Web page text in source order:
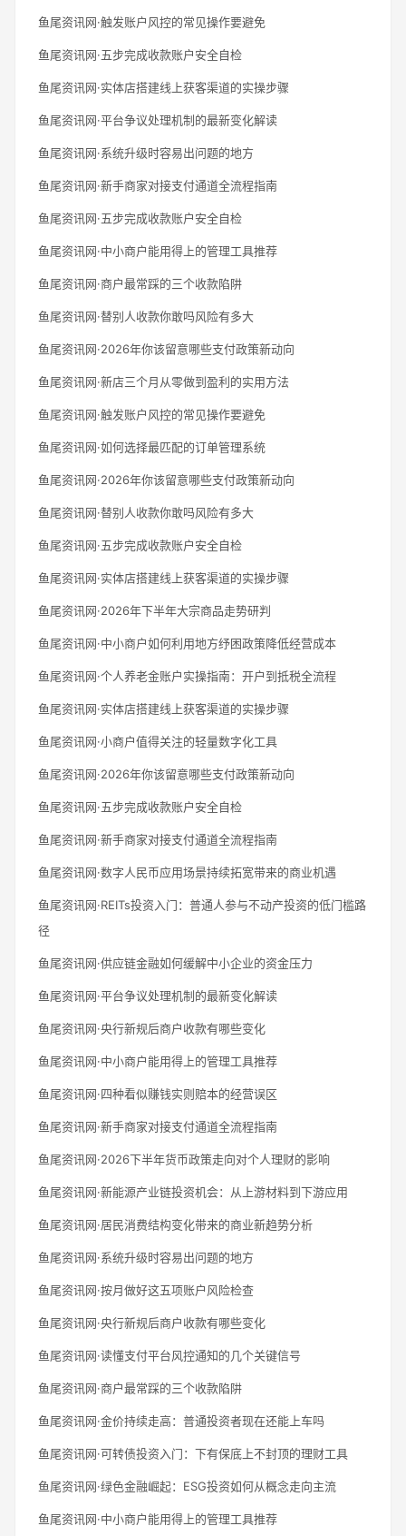
鱼尾资讯网·触发账户风控的常见操作要避免
鱼尾资讯网·五步完成收款账户安全自检
鱼尾资讯网·实体店搭建线上获客渠道的实操步骤
鱼尾资讯网·平台争议处理机制的最新变化解读
鱼尾资讯网·系统升级时容易出问题的地方
鱼尾资讯网·新手商家对接支付通道全流程指南
鱼尾资讯网·五步完成收款账户安全自检
鱼尾资讯网·中小商户能用得上的管理工具推荐
鱼尾资讯网·商户最常踩的三个收款陷阱
鱼尾资讯网·替别人收款你敢吗风险有多大
鱼尾资讯网·2026年你该留意哪些支付政策新动向
鱼尾资讯网·新店三个月从零做到盈利的实用方法
鱼尾资讯网·触发账户风控的常见操作要避免
鱼尾资讯网·如何选择最匹配的订单管理系统
鱼尾资讯网·2026年你该留意哪些支付政策新动向
鱼尾资讯网·替别人收款你敢吗风险有多大
鱼尾资讯网·五步完成收款账户安全自检
鱼尾资讯网·实体店搭建线上获客渠道的实操步骤
鱼尾资讯网·2026年下半年大宗商品走势研判
鱼尾资讯网·中小商户如何利用地方纾困政策降低经营成本
鱼尾资讯网·个人养老金账户实操指南：开户到抵税全流程
鱼尾资讯网·实体店搭建线上获客渠道的实操步骤
鱼尾资讯网·小商户值得关注的轻量数字化工具
鱼尾资讯网·2026年你该留意哪些支付政策新动向
鱼尾资讯网·五步完成收款账户安全自检
鱼尾资讯网·新手商家对接支付通道全流程指南
鱼尾资讯网·数字人民币应用场景持续拓宽带来的商业机遇
鱼尾资讯网·REITs投资入门：普通人参与不动产投资的低门槛路
径
鱼尾资讯网·供应链金融如何缓解中小企业的资金压力
鱼尾资讯网·平台争议处理机制的最新变化解读
鱼尾资讯网·央行新规后商户收款有哪些变化
鱼尾资讯网·中小商户能用得上的管理工具推荐
鱼尾资讯网·四种看似赚钱实则赔本的经营误区
鱼尾资讯网·新手商家对接支付通道全流程指南
鱼尾资讯网·2026下半年货币政策走向对个人理财的影响
鱼尾资讯网·新能源产业链投资机会：从上游材料到下游应用
鱼尾资讯网·居民消费结构变化带来的商业新趋势分析
鱼尾资讯网·系统升级时容易出问题的地方
鱼尾资讯网·按月做好这五项账户风险检查
鱼尾资讯网·央行新规后商户收款有哪些变化
鱼尾资讯网·读懂支付平台风控通知的几个关键信号
鱼尾资讯网·商户最常踩的三个收款陷阱
鱼尾资讯网·金价持续走高：普通投资者现在还能上车吗
鱼尾资讯网·可转债投资入门：下有保底上不封顶的理财工具
鱼尾资讯网·绿色金融崛起：ESG投资如何从概念走向主流
鱼尾资讯网·中小商户能用得上的管理工具推荐